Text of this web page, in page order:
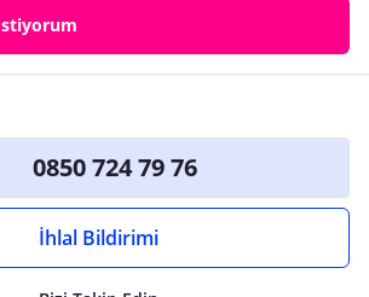
0850 724 79 76
İhlal Bildirimi